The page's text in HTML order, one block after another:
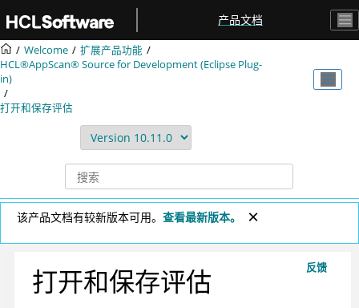
产品文档
Welcome
扩展产品功能
HCL®AppScan® Source for Development (Eclipse Plug-
in)
打开和保存评估
该产品文档有较新版本可用。 查看最新版本。
反馈
打开和保存评估